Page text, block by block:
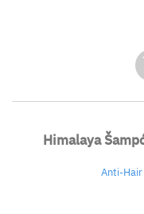
Himalaya
Anti-